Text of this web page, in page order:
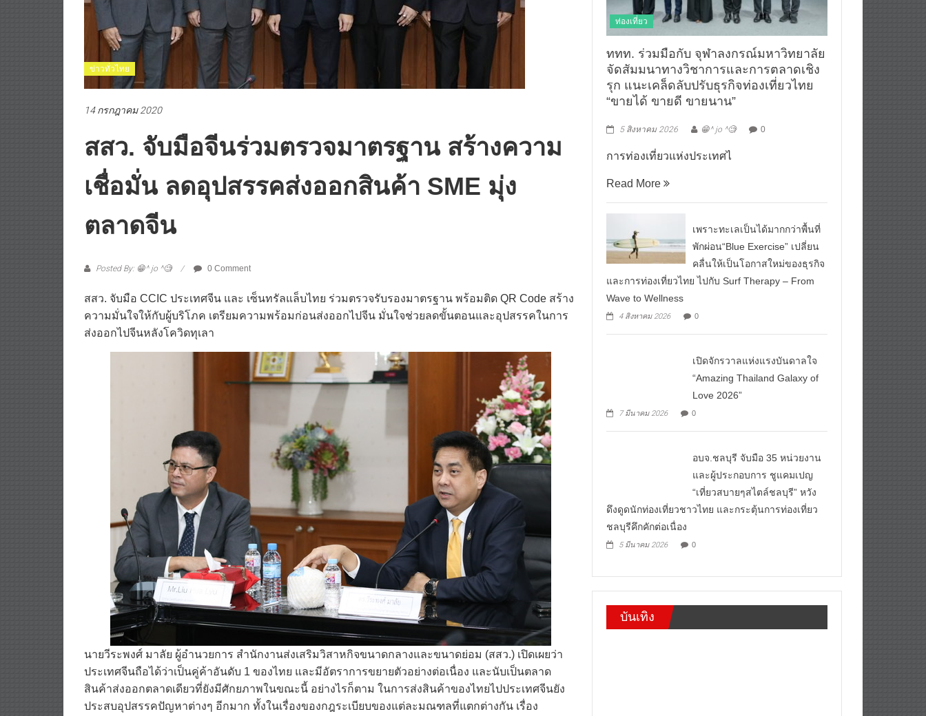
ข่าวทั่วไทย
14 กรกฎาคม 2020
สสว. จับมือจีนร่วมตรวจมาตรฐาน สร้างความ
เชื่อมั่น ลดอุปสรรคส่งออกสินค้า SME มุ่ง
ตลาดจีน
Posted By: 😁^ jo ^🧐 0 Comment
สสว. จับมือ CCIC ประเทศจีน และ เซ็นทรัลแล็บไทย ร่วมตรวจรับรองมาตรฐาน พร้อมติด QR Code สร้าง
ความมั่นใจให้กับผู้บริโภค เตรียมความพร้อมก่อนส่งออกไปจีน มั่นใจช่วยลดขั้นตอนและอุปสรรคในการ
ส่งออกไปจีนหลังโควิดทุเลา
นายวีระพงศ์ มาลัย ผู้อำนวยการ สำนักงานส่งเสริมวิสาหกิจขนาดกลางและขนาดย่อม (สสว.) เปิดเผยว่า
ประเทศจีนถือได้ว่าเป็นคู่ค้าอันดับ 1 ของไทย และมีอัตราการขยายตัวอย่างต่อเนื่อง และนับเป็นตลาด
สินค้าส่งออกตลาดเดียวที่ยังมีศักยภาพในขณะนี้ อย่างไรก็ตาม ในการส่งสินค้าของไทยไปประเทศจีนยัง
ประสบอุปสรรคปัญหาต่างๆ อีกมาก ทั้งในเรื่องของกฎระเบียบของแต่ละมณฑลที่แตกต่างกัน เรื่อง
ท่องเที่ยว
ททท. ร่วมมือกับ จุฬาลงกรณ์มหาวิทยาลัย
จัดสัมมนาทางวิชาการและการตลาดเชิง
รุก แนะเคล็ดลับปรับธุรกิจท่องเที่ยวไทย
“ขายได้ ขายดี ขายนาน”
5 สิงหาคม 2026 😁^ jo ^🧐 0
การท่องเที่ยวแห่งประเทศไ
Read More
เพราะทะเลเป็นได้มากกว่าพื้นที่
พักผ่อน“Blue Exercise” เปลี่ยน
คลื่นให้เป็นโอกาสใหม่ของธุรกิจ
และการท่องเที่ยวไทย ไปกับ Surf Therapy – From
Wave to Wellness
4 สิงหาคม 2026 0
เปิดจักรวาลแห่งแรงบันดาลใจ
“Amazing Thailand Galaxy of
Love 2026”
7 มีนาคม 2026 0
อบจ.ชลบุรี จับมือ 35 หน่วยงาน
และผู้ประกอบการ ชูแคมเปญ
“เที่ยวสบายๆสไตล์ชลบุรี” หวัง
ดึงดูดนักท่องเที่ยวชาวไทย และกระตุ้นการท่องเที่ยว
ชลบุรีคึกคักต่อเนื่อง
5 มีนาคม 2026 0
บันเทิง